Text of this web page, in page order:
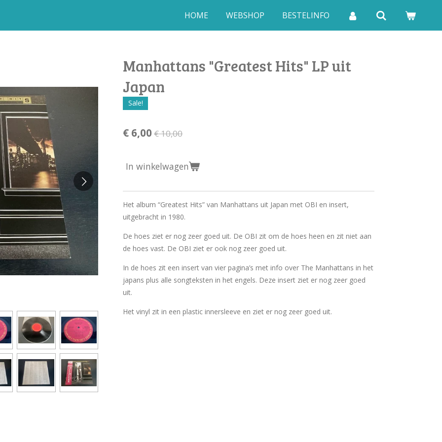
HOME WEBSHOP BESTELINFO
Manhattans "Greatest Hits" LP uit
Japan
Sale!
€ 6,00 € 10,00
In winkelwagen
Het album “Greatest Hits” van Manhattans uit Japan met OBI en insert,
uitgebracht in 1980.
De hoes ziet er nog zeer goed uit. De OBI zit om de hoes heen en zit niet aan
de hoes vast. De OBI ziet er ook nog zeer goed uit.
In de hoes zit een insert van vier pagina’s met info over The Manhattans in het
japans plus alle songteksten in het engels. Deze insert ziet er nog zeer goed
uit.
Het vinyl zit in een plastic innersleeve en ziet er nog zeer goed uit.